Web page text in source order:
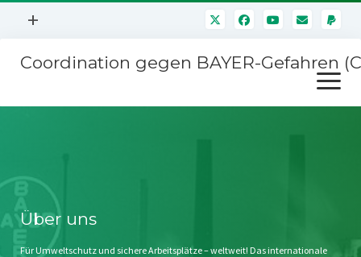
Menü
+
Mitmachen
Kontakt
Impressum
Störfälle
Coordination gegen BAYER-Gefahren
Menü
öffnen
Stichwort BAYER
Jahrestagung
Über uns
Für Umweltschutz und sichere Arbeitsplätze – weltweit! Das internationale